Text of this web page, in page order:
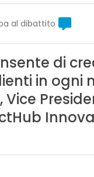
al dibattito
di
in ogni
Vice